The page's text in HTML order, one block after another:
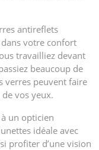
antireflets
votre confort
travailliez devant
beaucoup de
verres peuvent faire
vos yeux.
un opticien
idéale avec
profiter d’une vision